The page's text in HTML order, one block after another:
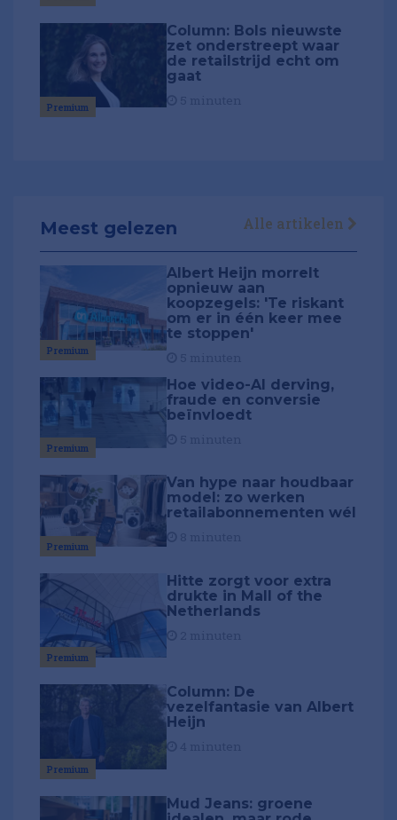
Premium
Column: Bols nieuwste
zet onderstreept waar
de retailstrijd echt om
gaat
Meest gelezen Alle artikelen
Premium
Albert Heijn morrelt
opnieuw aan
koopzegels: 'Te riskant
om er in één keer mee
te stoppen'
Premium
Hoe video-AI derving,
fraude en conversie
beïnvloedt
Premium
Van hype naar houdbaar
model: zo werken
retailabonnementen wél
Premium
Hitte zorgt voor extra
drukte in Mall of the
Netherlands
Premium
Column: De
vezelfantasie van Albert
Heijn
Mud Jeans: groene